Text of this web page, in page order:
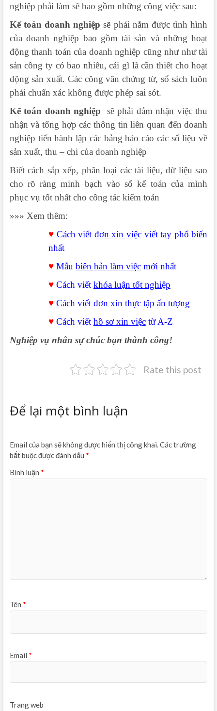
nghiệp phải làm sẽ bao gồm những công việc sau:
Kế toán doanh nghiệp sẽ phải nắm được tình hình
của doanh nghiệp bao gồm tài sản và những hoạt
động thanh toán của doanh nghiệp cũng như như tài
sản công ty có bao nhiêu, cái gì là cần thiết cho hoạt
động sản xuất. Các công văn chứng từ, sổ sách luôn
phải chuẩn xác không được phép sai sót.
Kế toán doanh nghiệp sẽ phải đảm nhận việc thu
nhận và tổng hợp các thông tin liên quan đến doanh
nghiệp tiến hành lập các bảng báo cáo các số liệu về
sản xuất, thu – chi của doanh nghiệp
Biết cách sắp xếp, phân loại các tài liệu, dữ liệu sao
cho rõ ràng minh bạch vào sổ kế toán của mình
phục vụ tốt nhất cho công tác kiểm toán
»»» Xem thêm:
♥ Cách viết đơn xin việc viết tay phổ biến
nhất
♥Mẫu biên bản làm việcmới nhất
♥Cách viết khóa luận tốt nghiệp
♥ Cách viết đơn xin thực tập ấn tượng
♥Cách viết hồ sơ xin việctừ A-Z
Nghiệp vụ nhân sự chúc bạn thành công!
Rate this post
Để lại một bình luận
Email của bạn sẽ không được hiển thị công khai.Các trường
bắt buộc được đánh dấu *
Bình luận *
Tên *
Email *
Trang web